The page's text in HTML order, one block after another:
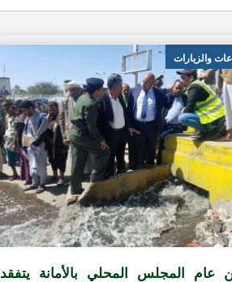
والزيارات
عام المجلس المحلي بالأمانة يتفقد